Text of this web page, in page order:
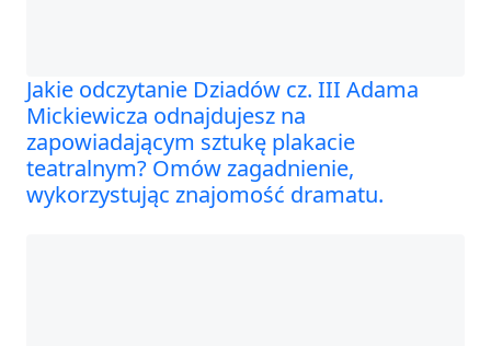
Jakie odczytanie Dziadów cz. III Adama
Mickiewicza odnajdujesz na
zapowiadającym sztukę plakacie
teatralnym? Omów zagadnienie,
wykorzystując znajomość dramatu.